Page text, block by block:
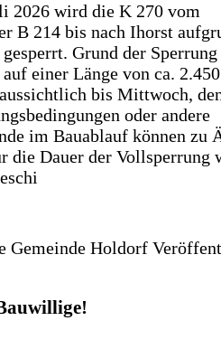
2026 wird die K 270 vom
B 214 bis nach Ihorst
Grund der
einer Länge von ca.
bis Mittwoch,
oder andere
im Bauablauf können zu
die Dauer der Vollsperrung
Gemeinde Holdorf